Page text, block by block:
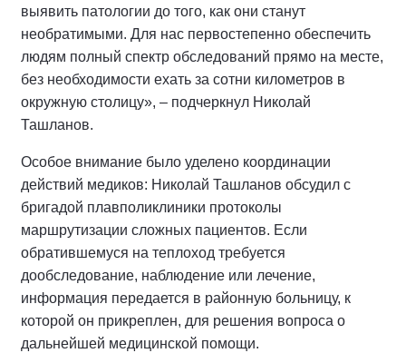
выявить патологии до того, как они станут
необратимыми. Для нас первостепенно обеспечить
людям полный спектр обследований прямо на месте,
без необходимости ехать за сотни километров в
окружную столицу», – подчеркнул Николай
Ташланов.
Особое внимание было уделено координации
действий медиков: Николай Ташланов обсудил с
бригадой плавполиклиники протоколы
маршрутизации сложных пациентов. Если
обратившемуся на теплоход требуется
дообследование, наблюдение или лечение,
информация передается в районную больницу, к
которой он прикреплен, для решения вопроса о
дальнейшей медицинской помощи.